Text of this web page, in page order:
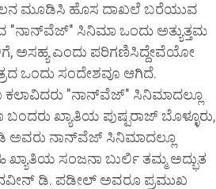
ಮೂಡಿಸಿ ಹೊಸ ದಾಖಲೆ ಬರೆಯುವ
"ನಾನ್‌ವೆಜ್‌" ಸಿನಿಮಾ ಒಂದು ಅತ್ಯುತ್ತಮ
ಅಸಹ್ಯ ಎಂದು ಪರಿಗಣಿಸಿದ್ದೇವೆಯೋ
ಒಂದು ಸಂದೇಶವೂ ಆಗಿದೆ.
ಕಲಾವಿದರು "ನಾನ್‌ವೆಜ್‌" ಸಿನಿಮಾದಲ್ಲೂ
ಖ್ಯಾತಿಯ ಪುಷ್ಪರಾಜ್ ಬೊಳ್ಳೂರು,
ಅವರು ನಾನ್‌ವೆಜ್‌ ಸಿನಿಮಾದಲ್ಲೂ
ಖ್ಯಾತಿಯ ಸಂಜನಾ ಬುರ್ಲಿ ತಮ್ಮ ಅದ್ಭುತ
ನವೀನ್‌ ಡಿ. ಪಡೀಲ್‌ ಅವರೂ ಪ್ರಮುಖ